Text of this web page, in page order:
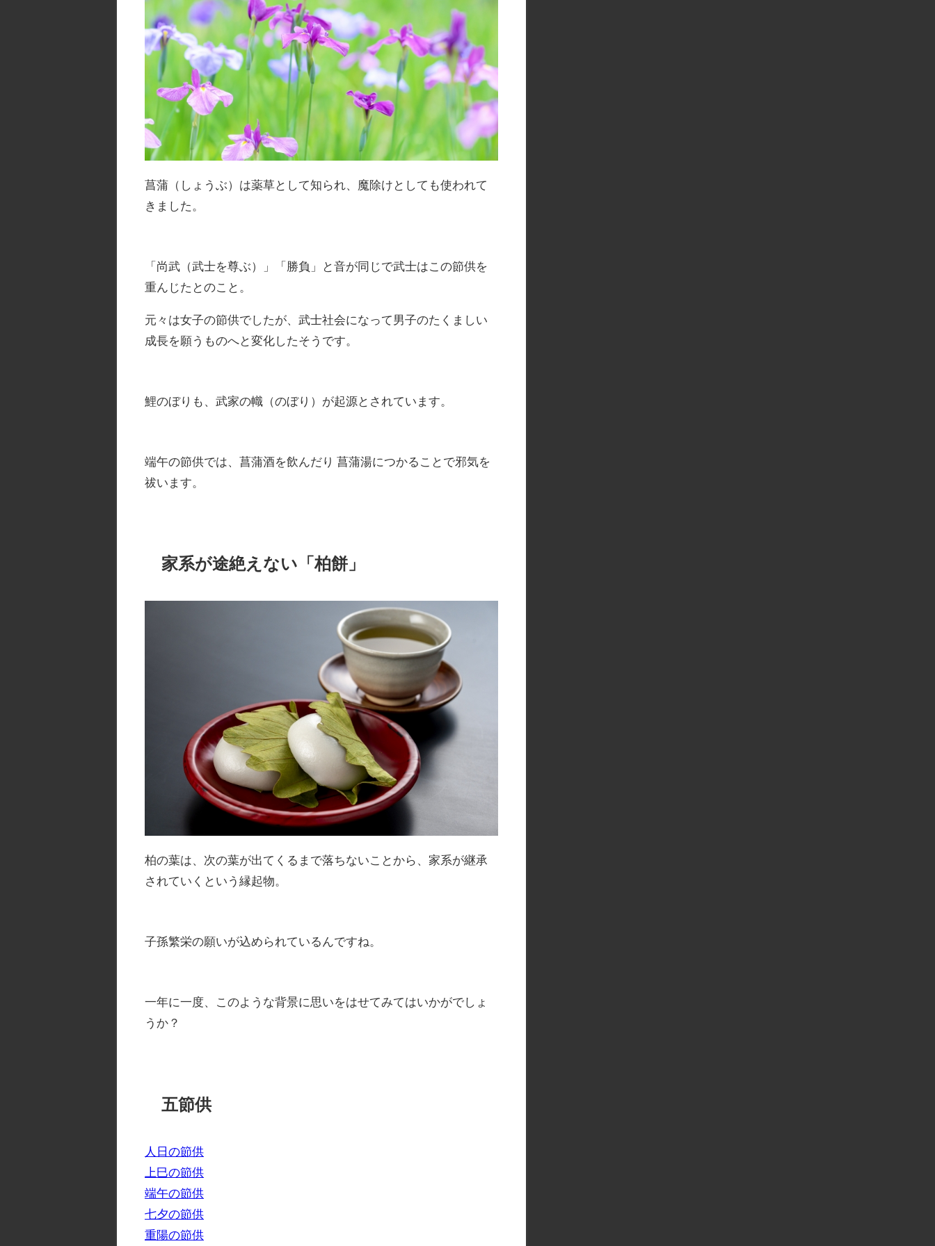
菖蒲（しょうぶ）は薬草として知られ、魔除けとしても使われて
きました。
「尚武（武士を尊ぶ）」「勝負」と音が同じで武士はこの節供を
重んじたとのこと。
元々は女子の節供でしたが、武士社会になって男子のたくましい
成長を願うものへと変化したそうです。
鯉のぼりも、武家の幟（のぼり）が起源とされています。
端午の節供では、菖蒲酒を飲んだり 菖蒲湯につかることで邪気を
祓います。
家系が途絶えない「柏餅」
柏の葉は、次の葉が出てくるまで落ちないことから、家系が継承
されていくという縁起物。
子孫繁栄の願いが込められているんですね。
一年に一度、このような背景に思いをはせてみてはいかがでしょ
うか？
五節供
人日の節供
上巳の節供
端午の節供
七夕の節供
重陽の節供